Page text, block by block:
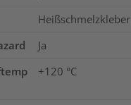
Heißschmelzkleber
Ja
+120 °C